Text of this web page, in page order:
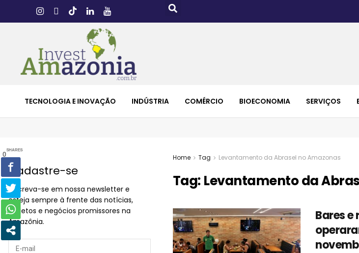
TECNOLOGIA E INOVAÇÃO INDÚSTRIA COMÉRCIO BIOECONOMIA SERVIÇOS
Home Tag Levantamento da Abrasel no Amazonas
Tag: Levantamento da
Bares
Cadastre-se
Inscreva-se em nossa newsletter e
esteja sempre à frente das notícias,
projetos e negócios promissores na
Amazônia.
0
SHARES